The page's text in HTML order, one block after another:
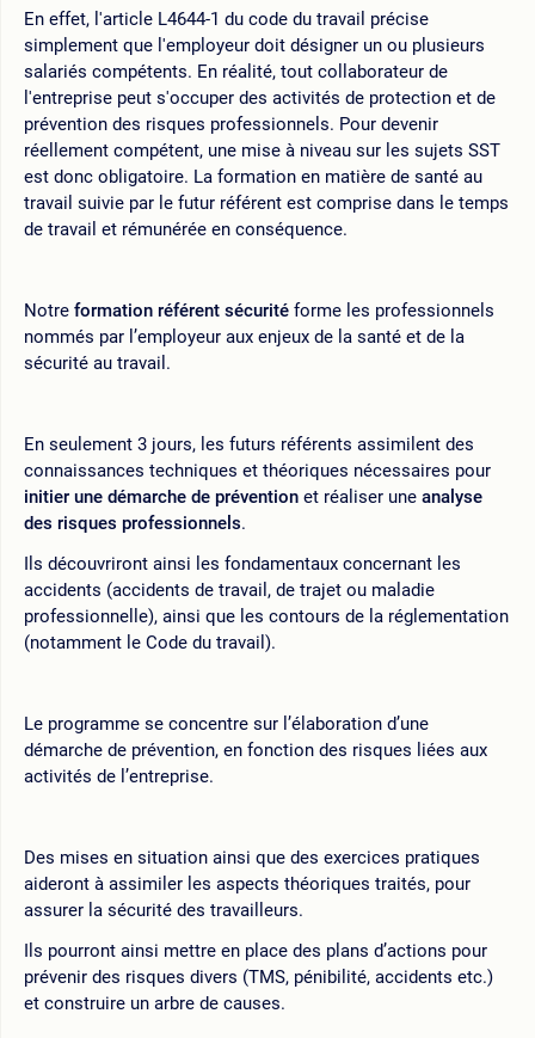
En effet, l'article L4644-1 du code du travail précise
simplement que l'employeur doit désigner un ou plusieurs
salariés compétents. En réalité, tout collaborateur de
l'entreprise peut s'occuper des activités de protection et de
prévention des risques professionnels. Pour devenir
réellement compétent, une mise à niveau sur les sujets SST
est donc obligatoire. La formation en matière de santé au
travail suivie par le futur référent est comprise dans le temps
de travail et rémunérée en conséquence.
Notre formation référent sécurité forme les professionnels
nommés par l’employeur aux enjeux de la santé et de la
sécurité au travail.
En seulement 3 jours, les futurs référents assimilent des
connaissances techniques et théoriques nécessaires pour
initier une démarche de prévention et réaliser une analyse
des risques professionnels.
Ils découvriront ainsi les fondamentaux concernant les
accidents (accidents de travail, de trajet ou maladie
professionnelle), ainsi que les contours de la réglementation
(notamment le Code du travail).
Le programme se concentre sur l’élaboration d’une
démarche de prévention, en fonction des risques liées aux
activités de l’entreprise.
Des mises en situation ainsi que des exercices pratiques
aideront à assimiler les aspects théoriques traités, pour
assurer la sécurité des travailleurs.
Ils pourront ainsi mettre en place des plans d’actions pour
prévenir des risques divers (TMS, pénibilité, accidents etc.)
et construire un arbre de causes.